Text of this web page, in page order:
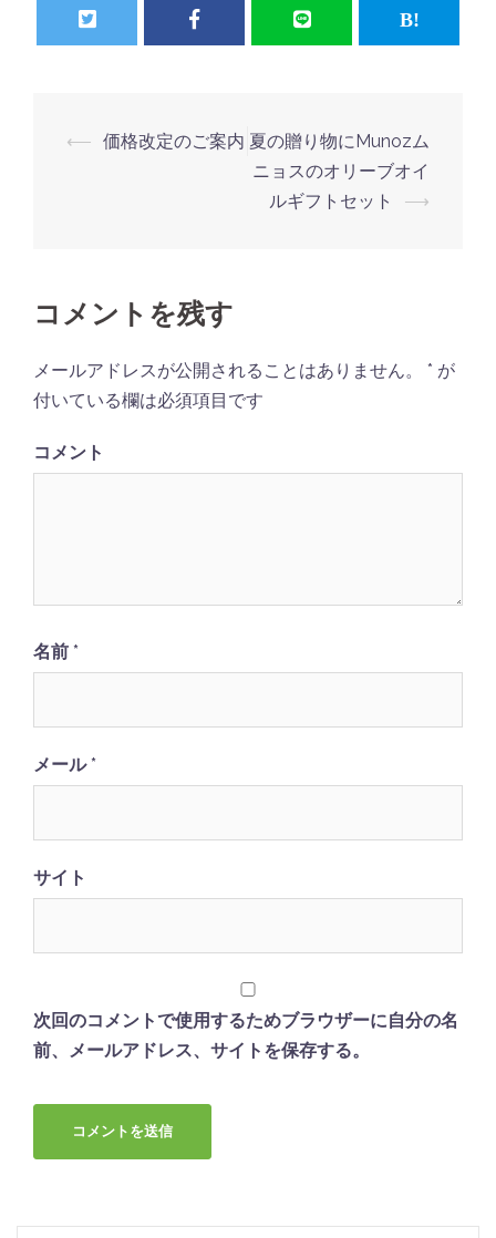
投
ー
ョ
ン
⟵ 価格改定のご案内 夏の贈り物にMunozム
ニョスのオリーブオイ
ルギフトセット
⟶
コメントを残す
メールアドレスが公開されることはありません。 * が
付いている欄は必須項目です
コメント
名前 *
メール*
サイト
次回のコメントで使用するためブラウザーに自分の名
前、メールアドレス、サイトを保存する。